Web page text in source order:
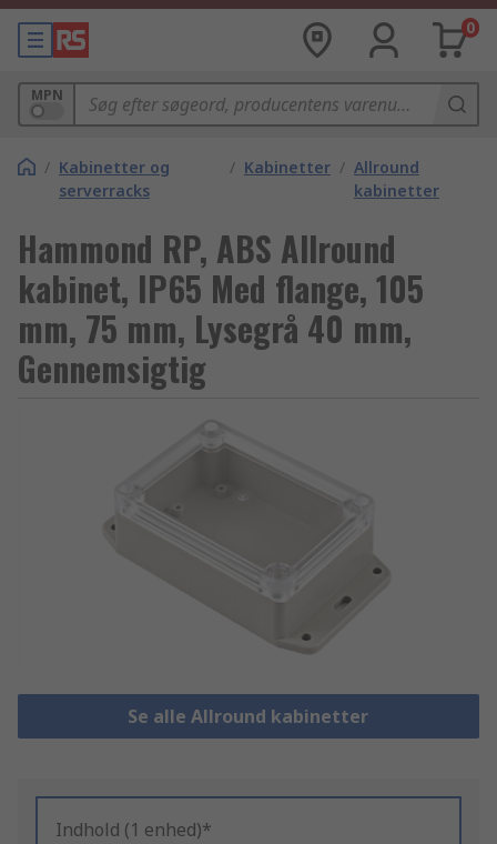
0
MPN
/ Kabinetter og
serverracks
/ Kabinetter / Allround
kabinetter
Hammond RP, ABS Allround
kabinet, IP65 Med flange, 105
mm, 75 mm, Lysegrå 40 mm,
Gennemsigtig
Se alle Allround kabinetter
Indhold (1 enhed)*